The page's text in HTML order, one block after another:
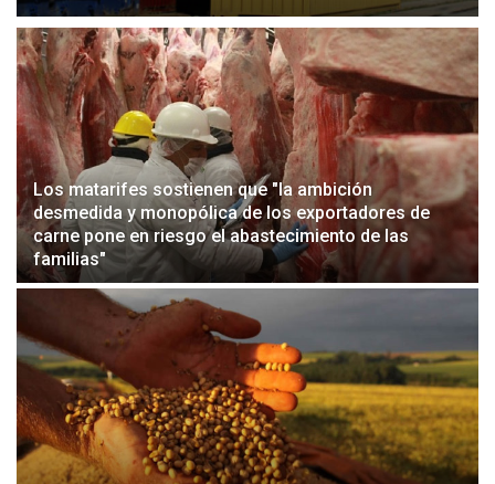
Los matarifes sostienen que "la ambición
desmedida y monopólica de los exportadores de
carne pone en riesgo el abastecimiento de las
familias"